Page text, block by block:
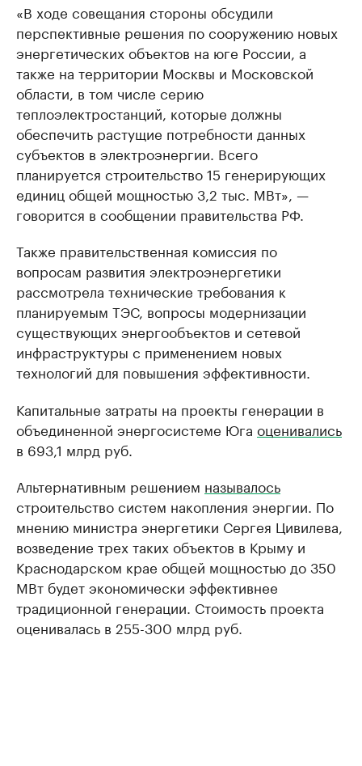
«В ходе совещания стороны обсудили
перспективные решения по сооружению новых
энергетических объектов на юге России, а
также на территории Москвы и Московской
области, в том числе серию
теплоэлектростанций, которые должны
обеспечить растущие потребности данных
субъектов в электроэнергии. Всего
планируется строительство 15 генерирующих
единиц общей мощностью 3,2 тыс. МВт», —
говорится в сообщении правительства РФ.
Также правительственная комиссия по
вопросам развития электроэнергетики
рассмотрела технические требования к
планируемым ТЭС, вопросы модернизации
существующих энергообъектов и сетевой
инфраструктуры с применением новых
технологий для повышения эффективности.
Капитальные затраты на проекты генерации в
объединенной энергосистеме Юга оценивались
в 693,1 млрд руб.
Альтернативным решением называлось
строительство систем накопления энергии. По
мнению министра энергетики Сергея Цивилева,
возведение трех таких объектов в Крыму и
Краснодарском крае общей мощностью до 350
МВт будет экономически эффективнее
традиционной генерации. Стоимость проекта
оценивалась в 255-300 млрд руб.